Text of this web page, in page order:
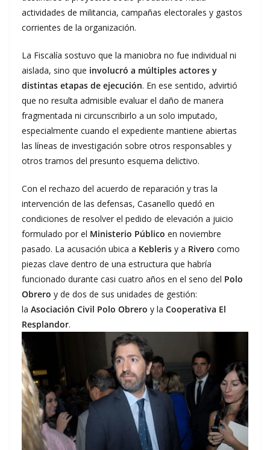
actividades de militancia, campañas electorales y gastos
corrientes de la organización.
La Fiscalía sostuvo que la maniobra no fue individual ni
aislada, sino que involucró a múltiples actores y
distintas etapas de ejecución. En ese sentido, advirtió
que no resulta admisible evaluar el daño de manera
fragmentada ni circunscribirlo a un solo imputado,
especialmente cuando el expediente mantiene abiertas
las líneas de investigación sobre otros responsables y
otros tramos del presunto esquema delictivo.
Con el rechazo del acuerdo de reparación y tras la
intervención de las defensas, Casanello quedó en
condiciones de resolver el pedido de elevación a juicio
formulado por el Ministerio Público en noviembre
pasado. La acusación ubica a Kebleris y a Rivero como
piezas clave dentro de una estructura que habría
funcionado durante casi cuatro años en el seno del Polo
Obrero y de dos de sus unidades de gestión:
la Asociación Civil Polo Obrero y la Cooperativa El
Resplandor.